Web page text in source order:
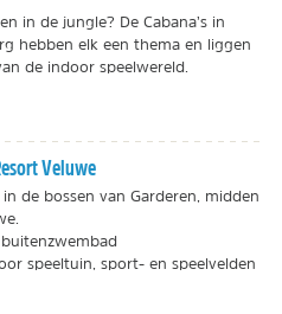
in de jungle? De Cabana’s in
hebben elk een thema en liggen
de indoor speelwereld.
Veluwe
in de bossen van Garderen, midden
speeltuin, sport- en speelvelden